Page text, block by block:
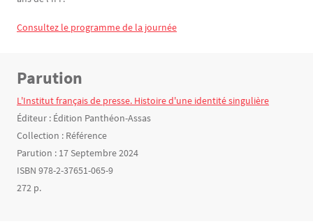
Consultez le programme de la journée
Texte
Parution
L'Institut français de presse. Histoire d'une identité singulière
Éditeur : Édition Panthéon-Assas
Collection : Référence
Parution : 17 Septembre 2024
ISBN 978-2-37651-065-9
272 p.